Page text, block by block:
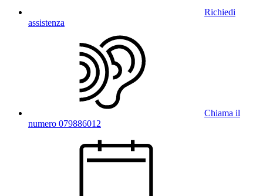
Richiedi
assistenza
Chiama il
numero 079886012